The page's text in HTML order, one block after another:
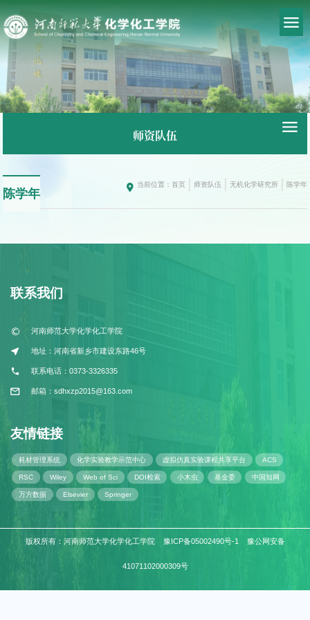
师资队伍
当前位置： 首页 师资队伍 无机化学研究所 陈学年
陈学年
联系我们
河南师范大学化学化工学院
地址：河南省新乡市建设东路46号
联系电话：0373-3326335
邮箱：sdhxzp2015@163.com
友情链接
耗材管理系统 化学实验教学示范中心 虚拟仿真实验课程共享平台 ACS
RSC Wiley Web of Sci DOI检索 小木虫 基金委 中国知网
万方数据 Elsevier Springer
版权所有：河南师范大学化学化工学院 豫ICP备05002490号-1 豫公网安备
41071102000309号